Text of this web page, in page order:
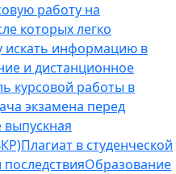
работу на
которых легко
искать информацию в
и дистанционное
курсовой работы в
экзамена перед
выпускная
Плагиат в студенческой
Образование